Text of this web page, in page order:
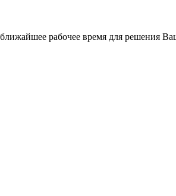
рабочее время для решения